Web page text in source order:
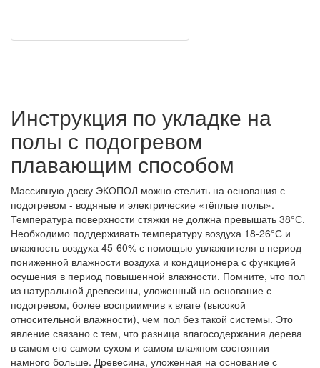
Инструкция по укладке на
полы с подогревом
плавающим способом
Массивную доску ЭКОПОЛ можно стелить на основания с
подогревом - водяные и электрические «тёплые полы».
Температура поверхности стяжки не должна превышать 38°С.
Необходимо поддерживать температуру воздуха 18-26°С и
влажность воздуха 45-60% с помощью увлажнителя в период
пониженной влажности воздуха и кондиционера с функцией
осушения в период повышенной влажности. Помните, что пол
из натуральной древесины, уложенный на основание с
подогревом, более восприимчив к влаге (высокой
относительной влажности), чем пол без такой системы. Это
явление связано с тем, что разница влагосодержания дерева
в самом его самом сухом и самом влажном состоянии
намного больше. Древесина, уложенная на основание с